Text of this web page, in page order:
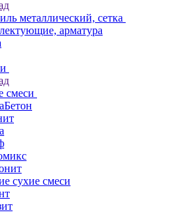
металлический, сетка
арматура
смеси
сухие смеси